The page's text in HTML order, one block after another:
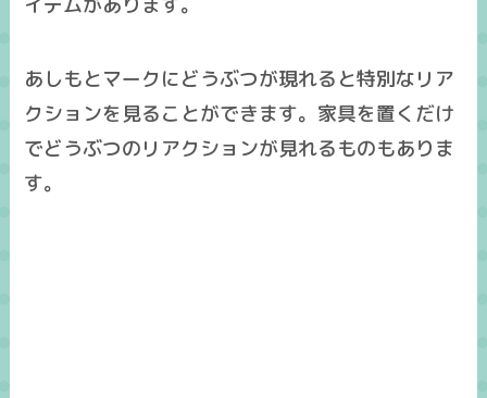
あしもとマークにどうぶつが現れると特別なリア
クションを見ることができます。家具を置くだけ
でどうぶつのリアクションが見れるものもありま
す。